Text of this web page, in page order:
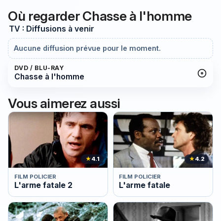
Où regarder Chasse à l'homme
TV : Diffusions à venir
Aucune diffusion prévue pour le moment.
DVD / BLU-RAY
Chasse à l'homme
Vous aimerez aussi
★4.1
FILM POLICIER
L'arme fatale 2
★4.2
FILM POLICIER
L'arme fatale